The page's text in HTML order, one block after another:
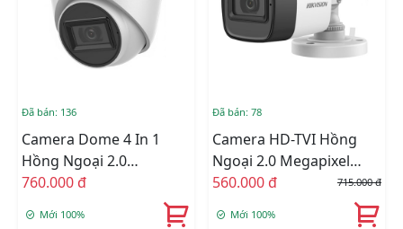
Đã bán: 136
Camera Dome 4 In 1
Hồng Ngoại 2.0
Megapixel HIKVISION
760.000 đ
Mới 100%
Đã bán: 78
Camera HD-TVI Hồng
Ngoại 2.0 Megapixel
HIKVISION DS-
560.000 đ 715.000 đ
Mới 100%